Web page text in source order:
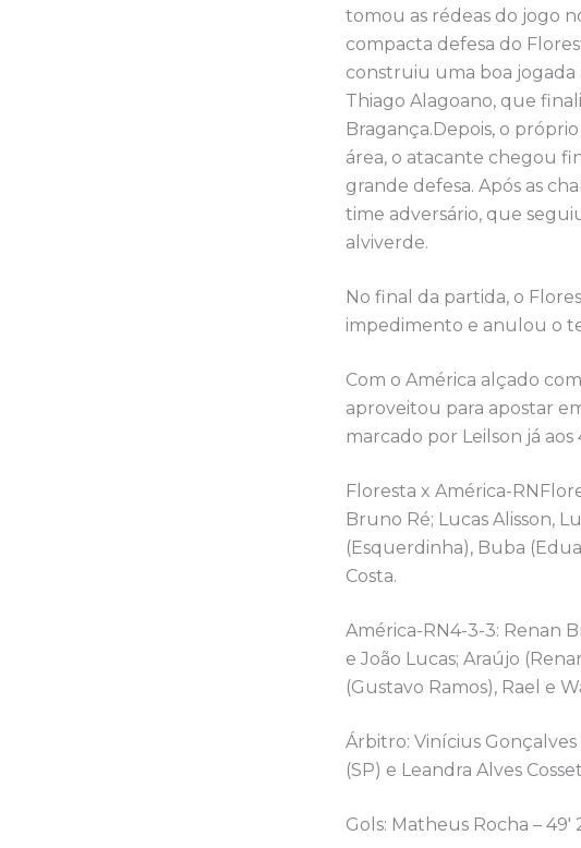
tomou as rédeas do jogo
compacta defesa do
construiu uma boa jogada
Thiago Alagoano, que
Bragança.Depois, o
área, o atacante chegou
grande defesa. Após as
time adversário, que
alviverde.
No final da partida, o
impedimento e anulou o
Com o América alçado
aproveitou para apostar
marcado por Leilson já
Floresta x América-
Bruno Ré; Lucas Alisson,
(Esquerdinha), Buba
Costa.
América-RN4-3-3: Renan
e João Lucas; Araújo
(Gustavo Ramos), Rael e
Árbitro: Vinícius Gonçalves
(SP) e Leandra Alves
Gols: Matheus Rocha – 49′